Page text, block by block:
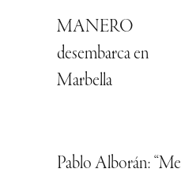
MANERO
desembarca en
Marbella
Pablo Alborán: “Me